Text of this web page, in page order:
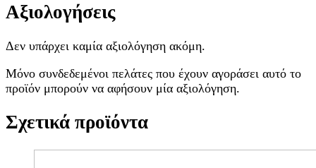
Αξιολογήσεις
Δεν υπάρχει καμία αξιολόγηση ακόμη.
Μόνο συνδεδεμένοι πελάτες που έχουν αγοράσει αυτό το
προϊόν μπορούν να αφήσουν μία αξιολόγηση.
Σχετικά προϊόντα